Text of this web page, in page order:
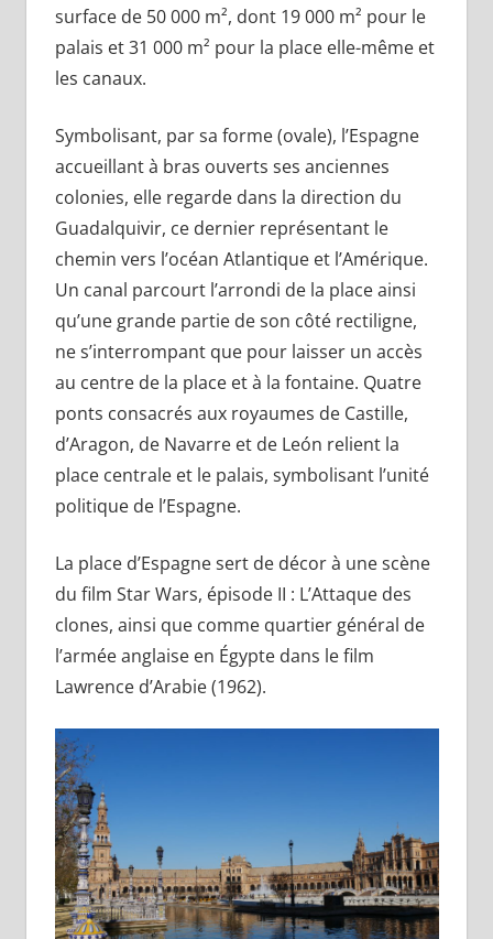
surface de 50 000 m², dont 19 000 m² pour le
palais et 31 000 m² pour la place elle-même et
les canaux.
Symbolisant, par sa forme (ovale), l’Espagne
accueillant à bras ouverts ses anciennes
colonies, elle regarde dans la direction du
Guadalquivir, ce dernier représentant le
chemin vers l’océan Atlantique et l’Amérique.
Un canal parcourt l’arrondi de la place ainsi
qu’une grande partie de son côté rectiligne,
ne s’interrompant que pour laisser un accès
au centre de la place et à la fontaine. Quatre
ponts consacrés aux royaumes de Castille,
d’Aragon, de Navarre et de León relient la
place centrale et le palais, symbolisant l’unité
politique de l’Espagne.
La place d’Espagne sert de décor à une scène
du film Star Wars, épisode II : L’Attaque des
clones, ainsi que comme quartier général de
l’armée anglaise en Égypte dans le film
Lawrence d’Arabie (1962).